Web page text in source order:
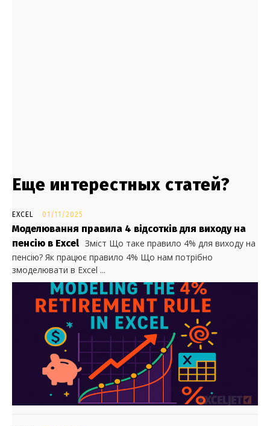
Еще интерестных статей?
EXCEL 01/11/2025
Моделювання правила 4 відсотків для виходу на
пенсію в Excel Зміст Що таке правило 4% для виходу на
пенсію? Як працює правило 4% Що нам потрібно
змоделювати в Excel ...